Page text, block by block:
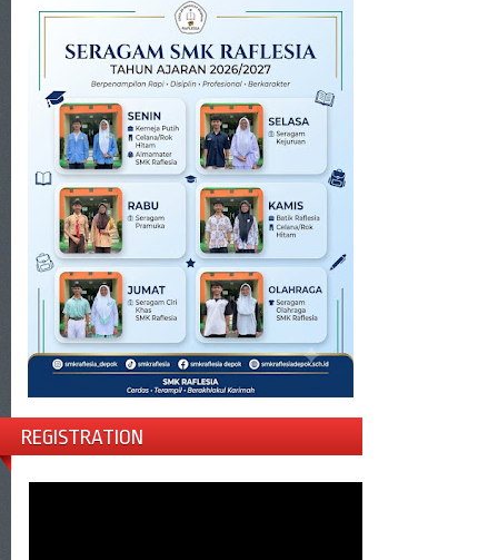
REGISTRATION